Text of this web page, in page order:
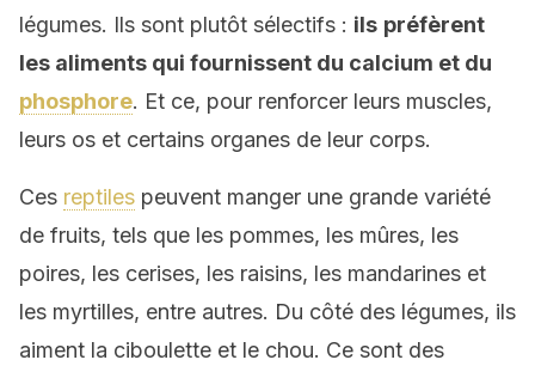
légumes. Ils sont plutôt sélectifs : ils préfèrent
les aliments qui fournissent du calcium et du
phosphore. Et ce, pour renforcer leurs muscles,
leurs os et certains organes de leur corps.
Ces reptiles peuvent manger une grande variété
de fruits, tels que les pommes, les mûres, les
poires, les cerises, les raisins, les mandarines et
les myrtilles, entre autres. Du côté des légumes, ils
aiment la ciboulette et le chou. Ce sont des